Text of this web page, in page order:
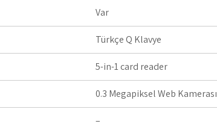
Var
Türkçe Q Klavye
5-in-1 card reader
0.3 Megapiksel Web Kamerası
–